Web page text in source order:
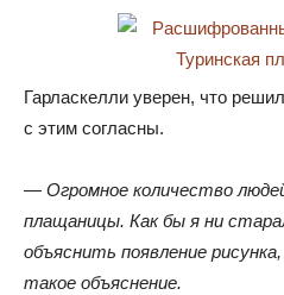
Гарласкелли уверен, что решил
с этим согласны.
— Огромное количество
плащаницы. Как бы я ни
объяснить появление рисунка,
такое объяснение.